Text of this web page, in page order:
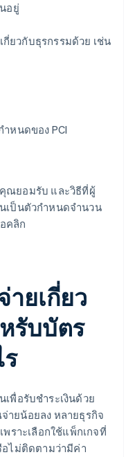
อยู่
ยวกับธุรกรรมด้วย เช่น
หนดของ PCI
ณยอมรับ และวิธีที่ผู้
เป็นตัวกำหนดจำนวน
คลิก
ยเกี่ยว
รับบัตร
พื่อรับชำระเงินด้วย
ยน้อยลง หลายธุรกิจ
พราะเลือกใช้แพ็กเกจที่
อไม่ติดตามว่ามีค่า